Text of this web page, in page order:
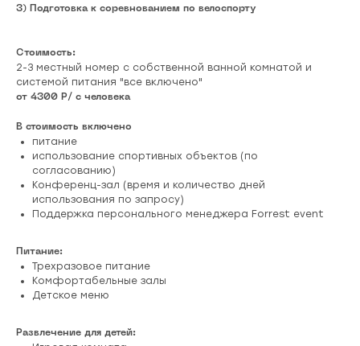
3) Подготовка к соревнованием по велоспорту
Стоимость:
2-3 местный номер с собственной ванной комнатой и
системой питания "все включено"
от 4300 Р/ с человека
В стоимость включено
питание
использование спортивных объектов (по
согласованию)
Конференц-зал (время и количество дней
использования по запросу)
Поддержка персонального менеджера Forrest event
Питание:
Трехразовое питание
Комфортабельные залы
Детское меню
Развлечение для детей: